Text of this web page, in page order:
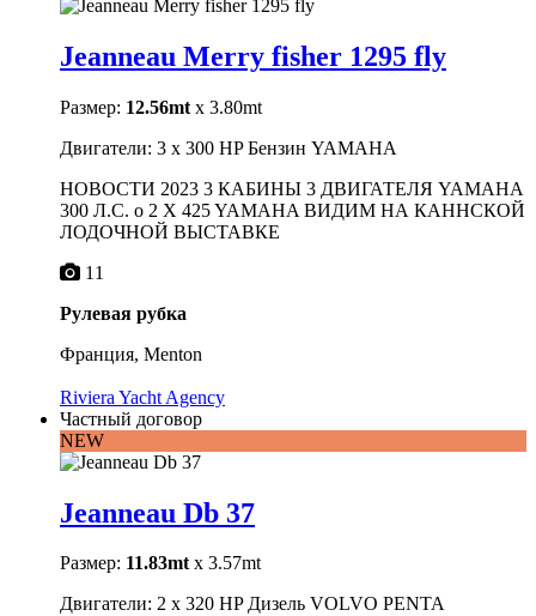
Jeanneau Merry fisher 1295 fly
Размер: 12.56mt x 3.80mt
Двигатели: 3 x 300 HP Бензин YAMAHA
НОВОСТИ 2023 3 КАБИНЫ 3 ДВИГАТЕЛЯ YAMAHA
300 Л.С. o 2 X 425 YAMAHA ВИДИМ НА КАННСКОЙ
ЛОДОЧНОЙ ВЫСТАВКЕ
11
Рулевая рубка
Франция, Menton
Riviera Yacht Agency
Частный договор
NEW
Jeanneau Db 37
Размер: 11.83mtx 3.57mt
Двигатели: 2 x 320 HP Дизель VOLVO PENTA